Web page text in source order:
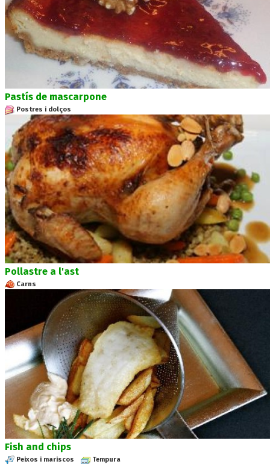
Pastís de mascarpone
Postres i dolços
Pollastre a l'ast
Carns
Fish and chips
Peixos i mariscos Tempura